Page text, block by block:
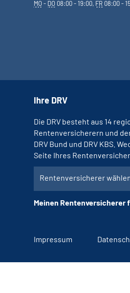
MO- DO 08:00 - 19:00, FR 08:00 -
Ihre DRV
Die DRV besteht aus 14
Rentenversicherern und
DRV Bund und DRV KBS.
Seite Ihres
Rentenversicherer
Meinen Rentenversicherer
Impressum